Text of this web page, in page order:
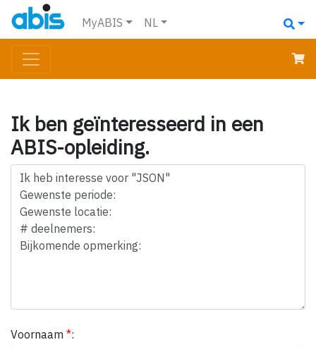
MyABIS NL
Ik ben geïnteresseerd in een
ABIS-opleiding.
Voornaam *: